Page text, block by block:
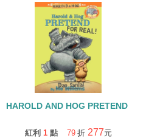
HAROLD AND HOG PRETEND
紅利 1 點 79 折 277元